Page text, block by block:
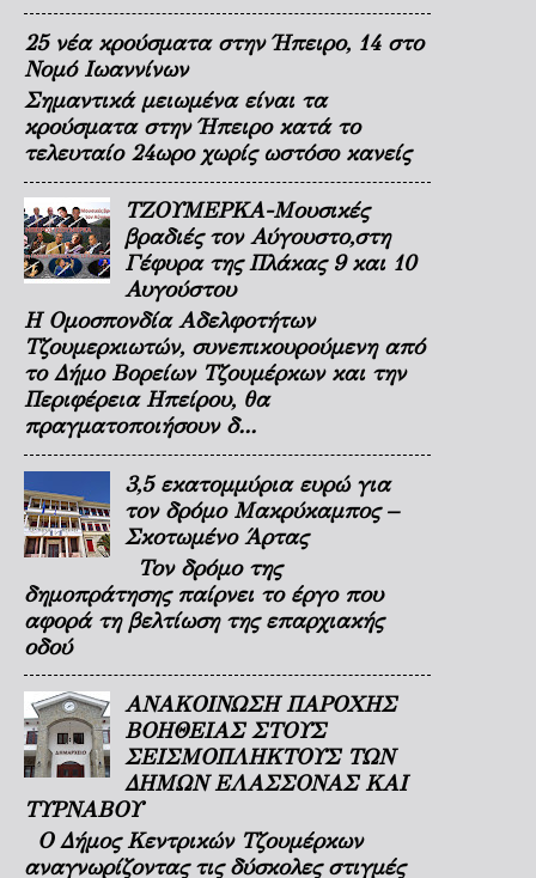
25 νέα κρούσματα στην Ήπειρο, 14 στο
Νομό Ιωαννίνων
Σημαντικά μειωμένα είναι τα
κρούσματα στην Ήπειρο κατά το
τελευταίο 24ωρο χωρίς ωστόσο κανείς
ΤΖΟΥΜΕΡΚΑ-Μουσικές
βραδιές τον Αύγουστο,στη
Γέφυρα της Πλάκας 9 και 10
Αυγούστου
Η Ομοσπονδία Αδελφοτήτων
Τζουμερκιωτών, συνεπικουρούμενη από
το Δήμο Βορείων Τζουμέρκων και την
Περιφέρεια Ηπείρου, θα
πραγματοποιήσουν δ...
3,5 εκατομμύρια ευρώ για
τον δρόμο Μακρύκαμπος –
Σκοτωμένο Άρτας
Τον δρόμο της
δημοπράτησης παίρνει το έργο που
αφορά τη βελτίωση της επαρχιακής
οδού
ΑΝΑΚΟΙΝΩΣΗ ΠΑΡΟΧΗΣ
ΒΟΗΘΕΙΑΣ ΣΤΟΥΣ
ΣΕΙΣΜΟΠΛΗΚΤΟΥΣ ΤΩΝ
ΔΗΜΩΝ ΕΛΑΣΣΟΝΑΣ ΚΑΙ
ΤΥΡΝΑΒΟΥ
Ο Δήμος Κεντρικών Τζουμέρκων
αναγνωρίζοντας τις δύσκολες στιγμές